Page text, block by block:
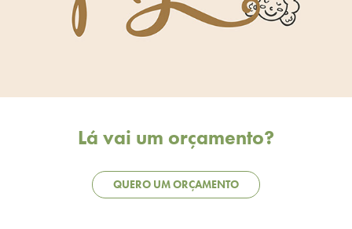
Lá vai um orçamento?
QUERO UM ORÇAMENTO